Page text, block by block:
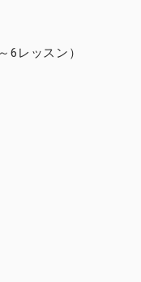
6レッスン）